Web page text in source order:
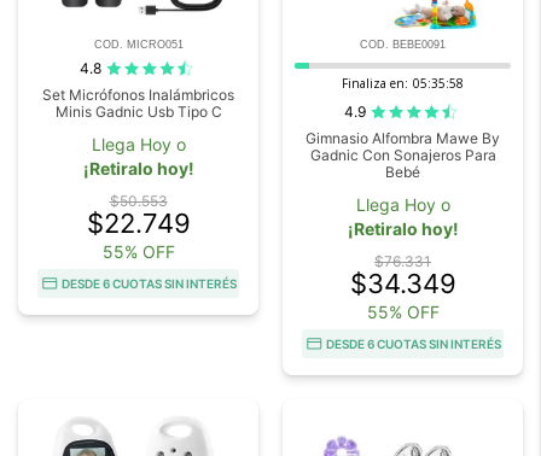
COD. MICRO051
4.8
Set Micrófonos Inalámbricos
Minis Gadnic Usb Tipo C
Llega Hoy o
¡Retiralo hoy!
$50.553
$22.749
55% OFF
DESDE 6 CUOTAS SIN INTERÉS
COD. BEBE0091
Finaliza en: 05:35:57
4.9
Gimnasio Alfombra Mawe By
Gadnic Con Sonajeros Para
Bebé
Llega Hoy o
¡Retiralo hoy!
$76.331
$34.349
55% OFF
DESDE 6 CUOTAS SIN INTERÉS